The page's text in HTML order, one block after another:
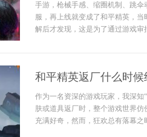
手游，枪械手感、缩圈机制、跳
服，再上线就变成了和平精英，
解后才发现，这是为了通过游戏审
和平精英返厂什么时
作为一名资深的游戏玩家，我深
肤或道具返厂时，整个游戏世界
充满好奇，然而，狂欢总有落幕